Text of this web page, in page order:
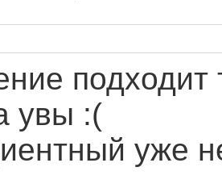
подходит
увы :(
уже